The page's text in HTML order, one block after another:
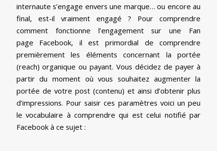
internaute s’engage envers une marque… ou encore au
final, est-il vraiment engagé ? Pour comprendre
comment fonctionne l’engagement sur une Fan
page Facebook, il est primordial de comprendre
premièrement les éléments concernant la portée
(reach) organique ou payant. Vous décidez de payer à
partir du moment où vous souhaitez augmenter la
portée de votre post (contenu) et ainsi d’obtenir plus
d’impressions. Pour saisir ces paramètres voici un peu
le vocabulaire à comprendre qui est celui notifié par
Facebook à ce sujet :